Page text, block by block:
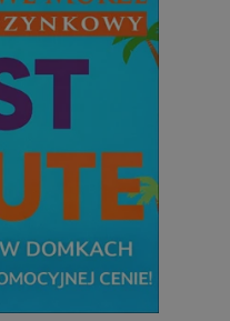
korzystanie z podstawowych
i zarządzanie kontem. Bez
ze strony internetowej.
Provider/
Domena